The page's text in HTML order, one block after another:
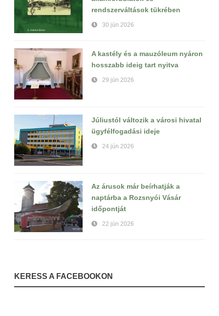
rendszerváltások tükrében
30 jún 2026
A kastély és a mauzóleum nyáron
hosszabb ideig tart nyitva
29 jún 2026
Júliustól változik a városi hivatal
ügyfélfogadási ideje
24 jún 2026
Az árusok már beírhatják a
naptárba a Rozsnyói Vásár
időpontját
22 jún 2026
KERESS A FACEBOOKON